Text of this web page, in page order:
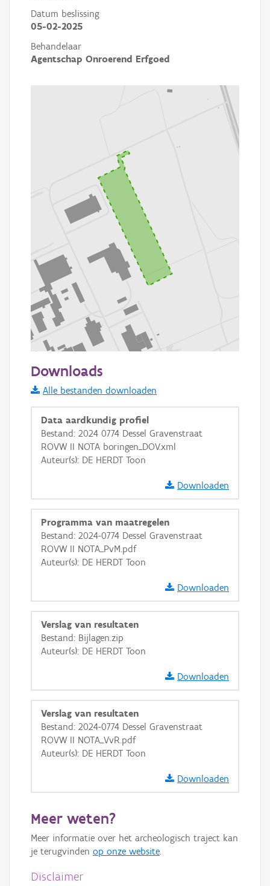
Datum beslissing
05-02-2025
Behandelaar
Agentschap Onroerend Erfgoed
Informatie Vlaanderen
i
+ −
Basis Lagen
OSM-Basiskaart
GRB-Basiskaart
GRB-Basiskaart in grijswaarden
Downloads
Alle bestanden downloaden
Data aardkundig profiel
Bestand: 2024 0774 Dessel Gravenstraat
ROVW II NOTA boringen_DOV.xml
Auteur(s): DE HERDT Toon
Downloaden
Programma van maatregelen
Bestand: 2024-0774 Dessel Gravenstraat
ROVW II NOTA_PvM.pdf
Auteur(s): DE HERDT Toon
Downloaden
Verslag van resultaten
Bestand: Bijlagen.zip
Auteur(s): DE HERDT Toon
Downloaden
Verslag van resultaten
Bestand: 2024-0774 Dessel Gravenstraat
ROVW II NOTA_VvR.pdf
Auteur(s): DE HERDT Toon
Downloaden
Meer weten?
Meer informatie over het archeologisch traject kan
je terugvinden op onze website.
Disclaimer